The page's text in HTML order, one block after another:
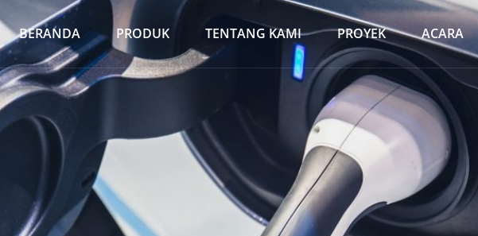
BERANDA PRODUK TENTANG KAMI PROYEK ACARA